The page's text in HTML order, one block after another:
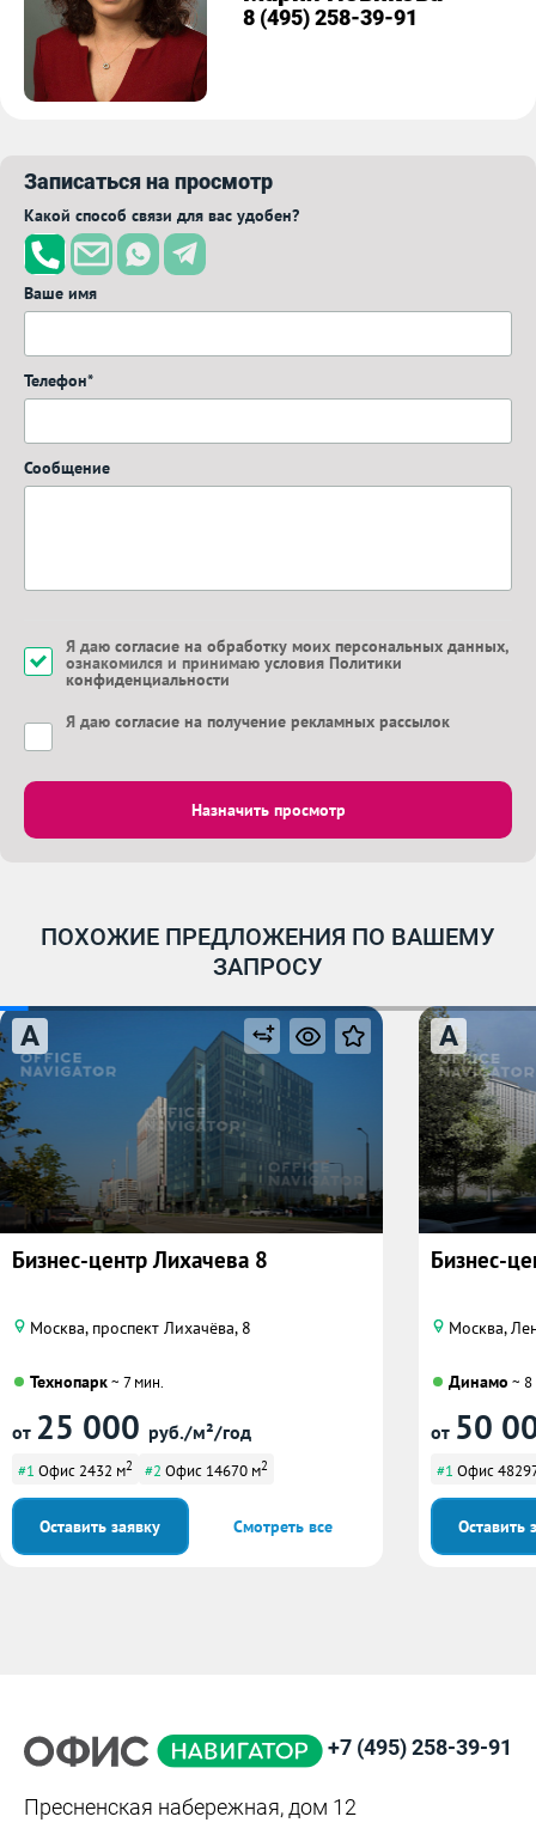
8 (495) 258-39-91
Записаться на просмотр
Какой способ связи для вас удобен?
Ваше имя
Телефон*
Сообщение
Я даю согласие на обработку моих персональных данных,
ознакомился и принимаю условия Политики
конфиденциальности
Я даю согласие на получение рекламных рассылок
Назначить просмотр
ПОХОЖИЕ ПРЕДЛОЖЕНИЯ ПО ВАШЕМУ
ЗАПРОСУ
A
Бизнес-центр Лихачева 8
Москва, проспект Лихачёва, 8
Технопарк~ 7 мин.
от 25 000 руб./м²/год
#1 Офис 2432 м2 #2 Офис 14670 м2
Оставить заявку Смотреть все
A
Бизнес-
Москва,
Динамо ~
от 50
#1 Офис
Оставить
+7 (495) 258-39-91
Пресненская набережная, дом 12